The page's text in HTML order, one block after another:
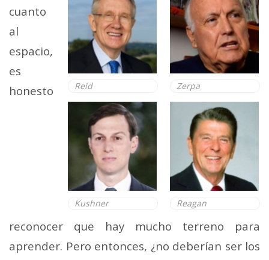
Zerpa
Reid
Reagan
Kushner
cuanto
al
espacio,
es
honesto
reconocer que hay mucho terreno para
aprender. Pero entonces, ¿no deberían ser los